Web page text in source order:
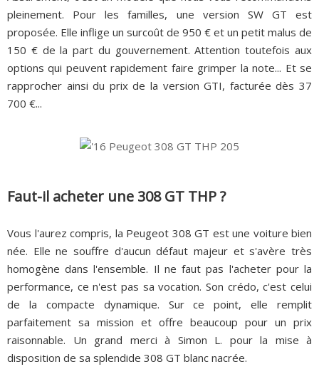
pleinement. Pour les familles, une version SW GT est
proposée. Elle inflige un surcoût de 950 € et un petit malus de
150 € de la part du gouvernement. Attention toutefois aux
options qui peuvent rapidement faire grimper la note... Et se
rapprocher ainsi du prix de la version GTI, facturée dès 37
700 €...
Faut-il acheter une 308 GT THP ?
Vous l'aurez compris, la Peugeot 308 GT est une voiture bien
née. Elle ne souffre d'aucun défaut majeur et s'avère très
homogène dans l'ensemble. Il ne faut pas l'acheter pour la
performance, ce n'est pas sa vocation. Son crédo, c'est celui
de la compacte dynamique. Sur ce point, elle remplit
parfaitement sa mission et offre beaucoup pour un prix
raisonnable. Un grand merci à Simon L. pour la mise à
disposition de sa splendide 308 GT blanc nacrée.